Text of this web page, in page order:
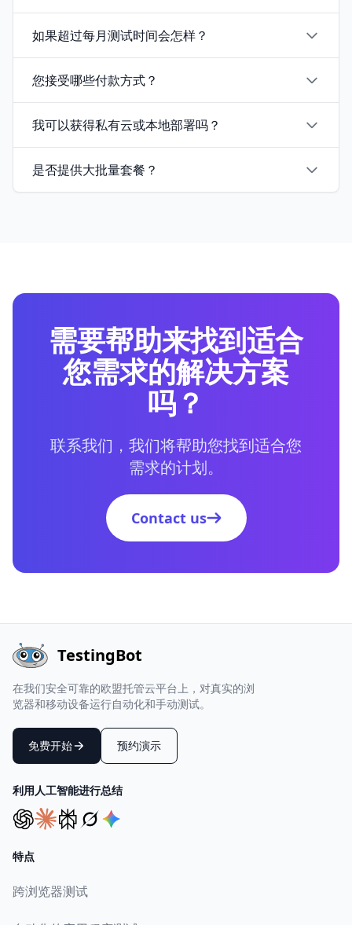
如果超过每月测试时间会怎样？
您接受哪些付款方式？
我可以获得私有云或本地部署吗？
是否提供大批量套餐？
需要帮助来找到适合
您需求的解决方案
吗？
联系我们，我们将帮助您找到适合您
需求的计划。
Contact us
TestingBot
在我们安全可靠的欧盟托管云平台上，对真实的浏
览器和移动设备运行自动化和手动测试。
免费开始 预约演示
利用人工智能进行总结
特点
跨浏览器测试